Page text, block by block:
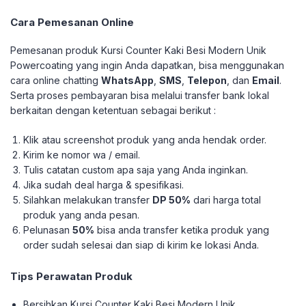
Cara Pemesanan Online
Pemesanan produk Kursi Counter Kaki Besi Modern Unik
Powercoating yang ingin Anda dapatkan, bisa menggunakan
cara online chatting WhatsApp SMS Telepon , dan Email.
Serta proses pembayaran bisa melalui transfer bank lokal
berkaitan dengan ketentuan sebagai berikut :
Klik atau screenshot produk yang anda hendak order.
Kirim ke nomor wa / email.
Tulis catatan custom apa saja yang Anda inginkan.
Jika sudah deal harga & spesifikasi.
Silahkan melakukan transfer DP 50% dari harga total
produk yang anda pesan.
Pelunasan50% bisa anda transfer ketika produk yang
order sudah selesai dan siap di kirim ke lokasi Anda.
Tips Perawatan Produk